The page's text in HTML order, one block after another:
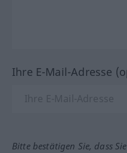
Ihre E-Mail-Adresse
Bitte bestätigen Sie, dass